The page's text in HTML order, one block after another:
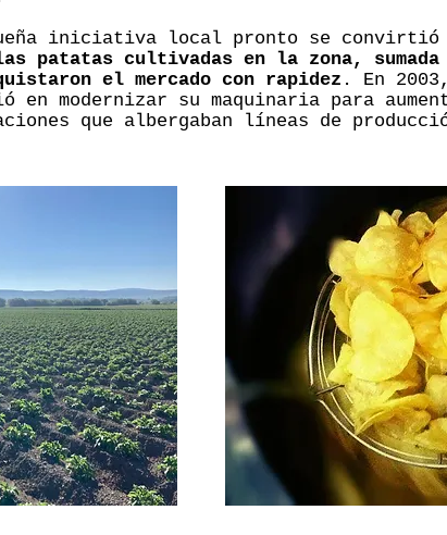
iniciativa local pronto se
patatas cultivadas en la zona,
el mercado con rapidez . En
en modernizar su maquinaria para
que albergaban líneas de